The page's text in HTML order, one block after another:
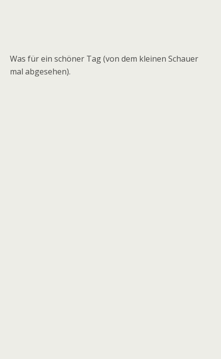
Was für ein schöner Tag (von dem kleinen Schauer
mal abgesehen).